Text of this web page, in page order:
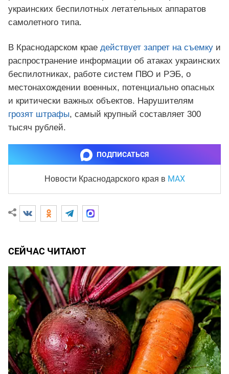
украинских беспилотных летательных аппаратов
самолетного типа.
В Краснодарском крае действует запрет на съемку и
распространение информации об атаках украинских
беспилотниках, работе систем ПВО и РЭБ, о
местонахождении военных, потенциально опасных
и критически важных объектов. Нарушителям
грозят штрафы, самый крупный составляет 300
тысяч рублей.
ПОДПИСАТЬСЯ
Новости Краснодарского края в MAX
СЕЙЧАС ЧИТАЮТ